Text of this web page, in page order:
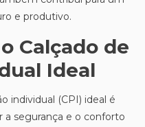
e produtivo.
Calçado de
Ideal
individual (CPI) ideal é
a segurança e o conforto